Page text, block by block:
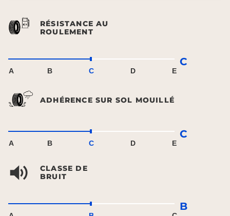
RÉSISTANCE AU
ROULEMENT
A B C D E
C
ADHÉRENCE SUR SOL MOUILLÉ
A B C D E
C
CLASSE DE
BRUIT
B